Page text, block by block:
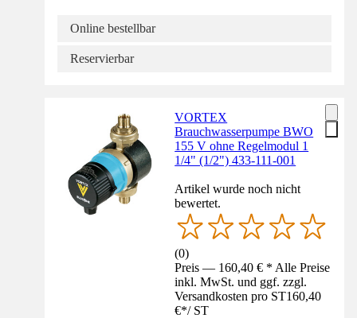
Online bestellbar
Reservierbar
VORTEX
Brauchwasserpumpe BWO
155 V ohne Regelmodul 1
1/4" (1/2") 433-111-001
Artikel wurde noch nicht
bewertet.
(0)
Preis — 160,40 € * Alle Preise
inkl. MwSt. und ggf. zzgl.
Versandkosten pro ST160,40
€*/ ST